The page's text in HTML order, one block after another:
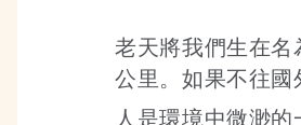
老天將我們生在名
公里。如果不往國
人是環境中微渺